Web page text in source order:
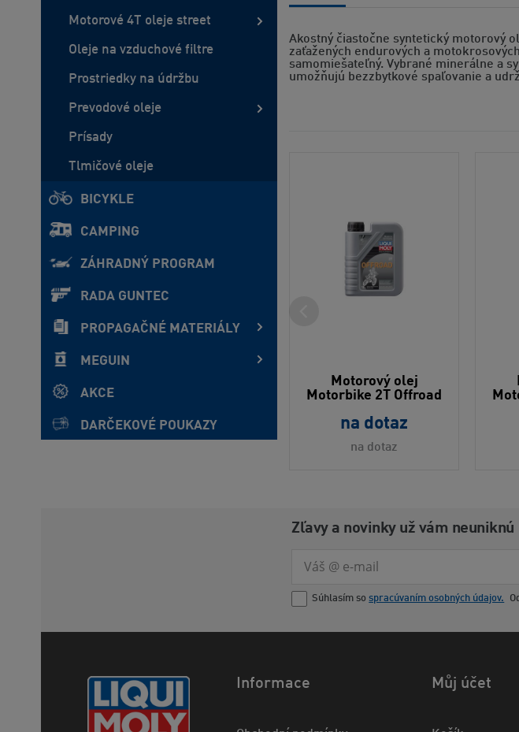
Motorové 4T oleje street
Oleje na vzduchové filtre
Prostriedky na údržbu
Prevodové oleje
Prísady
Tlmičové oleje
BICYKLE
CAMPING
ZÁHRADNÝ PROGRAM
RADA GUNTEC
PROPAGAČNÉ MATERIÁLY
MEGUIN
AKCE
DARČEKOVÉ POUKAZY
Akostný čiastočne syntetický motorový
zaťažených endurových a
samomiešateľný. Vybrané minerálne a
umožňujú bezzbytkové spaľovanie a
Motorový olej
Motorbike 2T Offroad
na dotaz
na dotaz
Zľavy a novinky už vám neuniknú
Súhlasím so spracúvaním osobných údajov.
Informace Můj účet